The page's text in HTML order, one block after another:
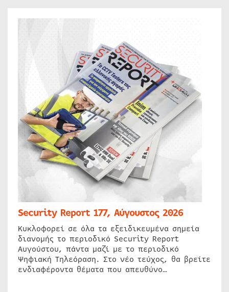
Security Report 177, Αύγουστος 2026
Κυκλοφορεί σε όλα τα εξειδικευμένα σημεία
διανομής το περιοδικό Security Report
Αυγούστου, πάντα μαζί με το περιοδικό
Ψηφιακή Τηλεόραση. Στο νέο τεύχος, θα βρείτε
ενδιαφέροντα θέματα που απευθύνο…